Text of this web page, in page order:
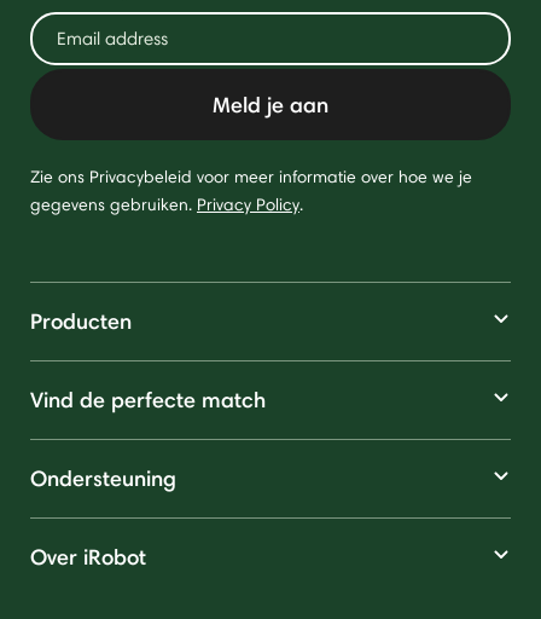
Meld je aan
Zie ons Privacybeleid voor meer informatie over hoe we je
gegevens gebruiken. Privacy Policy.
Producten
Vind de perfecte match
Ondersteuning
Over iRobot